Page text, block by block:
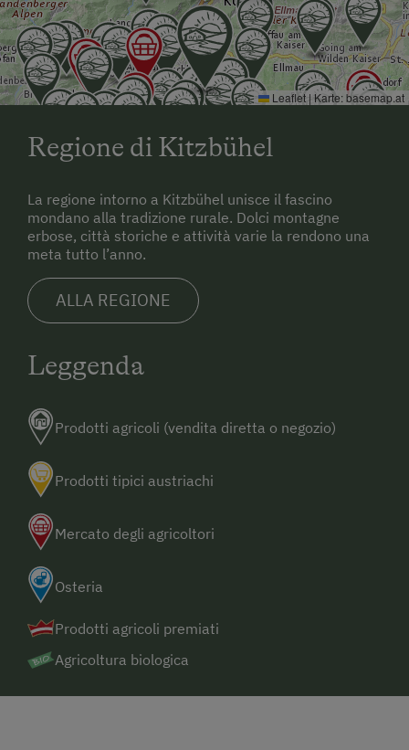
Leaflet | Karte:basemap.at
Regione di Kitzbühel
La regione intorno a Kitzbühel unisce il fascino
mondano alla tradizione rurale. Dolci montagne
erbose, città storiche e attività varie la rendono una
meta tutto l’anno.
ALLA REGIONE
Leggenda
Prodotti agricoli (vendita diretta o negozio)
Prodotti tipici austriachi
Mercato degli agricoltori
Osteria
Prodotti agricoli premiati
Agricoltura biologica